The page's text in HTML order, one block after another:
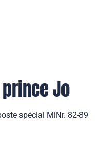
Jo
spécial MiNr. 82-89